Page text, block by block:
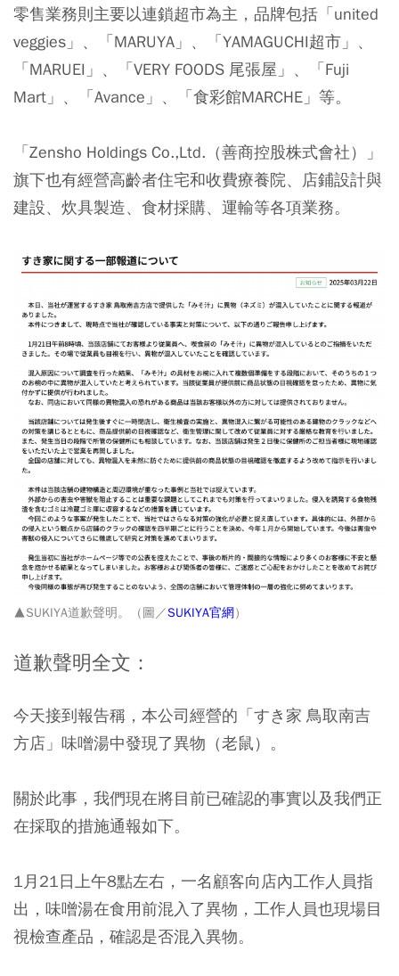
零售業務則主要以連鎖超市為主，品牌包括「united
veggies」、「MARUYA」、「YAMAGUCHI超市」、
「MARUEI」、「VERY FOODS 尾張屋」、「Fuji
Mart」、「Avance」、「食彩館MARCHE」等。
「Zensho Holdings Co.,Ltd.（善商控股株式會社）」
旗下也有經營高齡者住宅和收費療養院、店鋪設計與
建設、炊具製造、食材採購、運輸等各項業務。
▲SUKIYA道歉聲明。（圖／SUKIYA官網）
道歉聲明全文：
今天接到報告稱，本公司經營的「すき家 鳥取南吉
方店」味噌湯中發現了異物（老鼠）。
關於此事，我們現在將目前已確認的事實以及我們正
在採取的措施通報如下。
1月21日上午8點左右，一名顧客向店內工作人員指
出，味噌湯在食用前混入了異物，工作人員也現場目
視檢查產品，確認是否混入異物。